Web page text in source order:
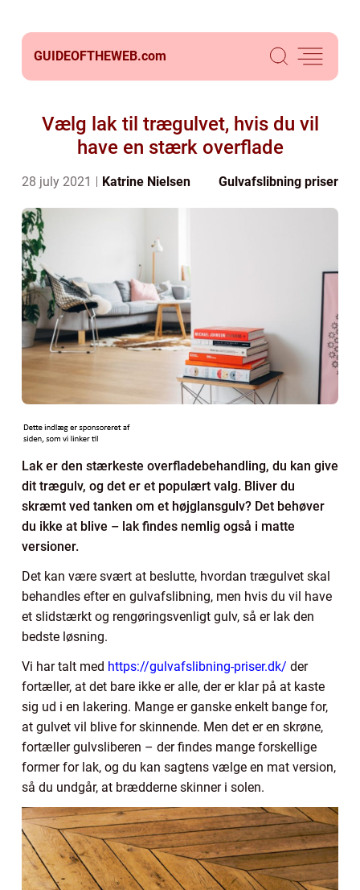
GUIDEOFTHEWEB.com
Vælg lak til trægulvet, hvis du vil
have en stærk overflade
28 july 2021 Katrine Nielsen Gulvafslibning priser
Lak er den stærkeste overfladebehandling, du kan give
dit trægulv, og det er et populært valg. Bliver du
skræmt ved tanken om et højglansgulv? Det behøver
du ikke at blive – lak findes nemlig også i matte
versioner.
Det kan være svært at beslutte, hvordan trægulvet skal
behandles efter en gulvafslibning, men hvis du vil have
et slidstærkt og rengøringsvenligt gulv, så er lak den
bedste løsning.
Vi har talt med https://gulvafslibning-priser.dk/ der
fortæller, at det bare ikke er alle, der er klar på at kaste
sig ud i en lakering. Mange er ganske enkelt bange for,
at gulvet vil blive for skinnende. Men det er en skrøne,
fortæller gulvsliberen – der findes mange forskellige
former for lak, og du kan sagtens vælge en mat version,
så du undgår, at brædderne skinner i solen.